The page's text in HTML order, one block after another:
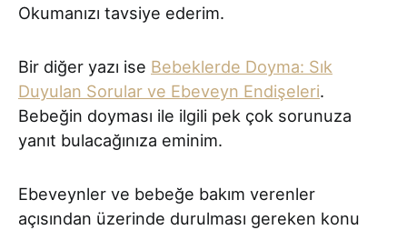
Okumanızı tavsiye ederim.
Bir diğer yazı ise Bebeklerde Doyma: Sık
Duyulan Sorular ve Ebeveyn Endişeleri.
Bebeğin doyması ile ilgili pek çok sorunuza
yanıt bulacağınıza eminim.
Ebeveynler ve bebeğe bakım verenler
açısından üzerinde durulması gereken konu